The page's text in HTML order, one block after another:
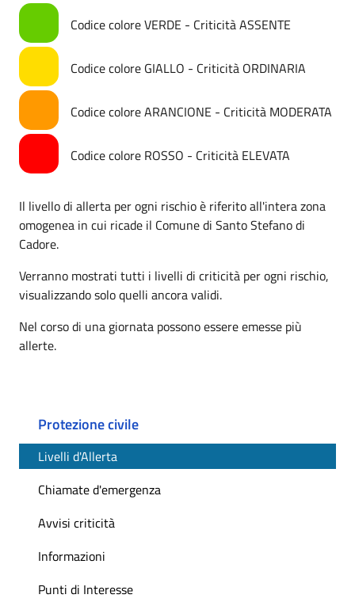
Codice colore VERDE - Criticità ASSENTE
Codice colore GIALLO - Criticità ORDINARIA
Codice colore ARANCIONE - Criticità MODERATA
Codice colore ROSSO - Criticità ELEVATA
Il livello di allerta per ogni rischio è riferito all'intera zona
omogenea in cui ricade il Comune di Santo Stefano di
Cadore.
Verranno mostrati tutti i livelli di criticità per ogni rischio,
visualizzando solo quelli ancora validi.
Nel corso di una giornata possono essere emesse più
allerte.
Protezione civile
Livelli d'Allerta
Chiamate d'emergenza
Avvisi criticità
Informazioni
Punti di Interesse